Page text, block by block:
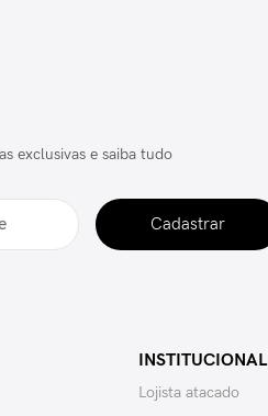
exclusivas e saiba tudo
Cadastrar
INSTITUCIONAL
Lojista atacado